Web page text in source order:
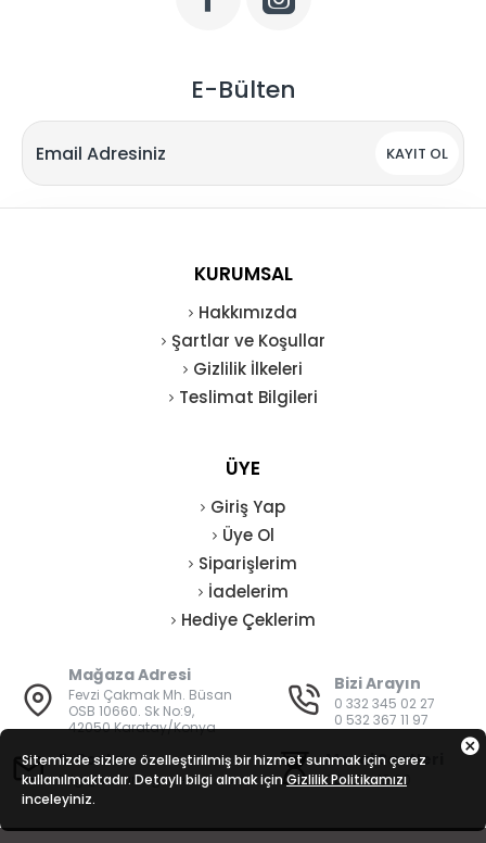
E-Bülten
KAYIT OL
KURUMSAL
Hakkımızda
Şartlar ve Koşullar
Gizlilik İlkeleri
Teslimat Bilgileri
ÜYE
Giriş Yap
Üye Ol
Siparişlerim
İadelerim
Hediye Çeklerim
Mağaza Adresi
Fevzi Çakmak Mh. Büsan
OSB 10660. Sk No:9,
42050 Karatay/Konya
Bizi Arayın
0 332 345 02 27
0 532 367 11 97
E-Posta
bilgi@vatanisguvenligi.com
Mesai Saatleri
08:00 - 19:00
Sitemizde sizlere özelleştirilmiş bir hizmet sunmak için çerez
kullanılmaktadır. Detaylı bilgi almak için Gizlilik Politikamızı
inceleyiniz.